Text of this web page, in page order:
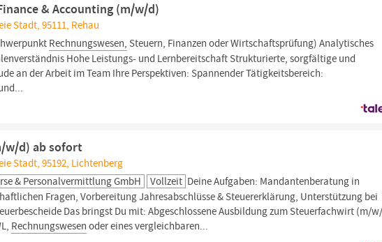
& Accounting (m/w/d)
Stadt, 95111, Rehau
Rechnungswesen, Steuern, Finanzen oder Wirtschaftsprüfung) Analytisches
Hohe Leistungs- und Lernbereitschaft Strukturierte, sorgfältige und
an der Arbeit im Team Ihre Perspektiven: Spannender Tätigkeitsbereich:
w/d) ab sofort
Stadt, 95192, Lichtenberg
& Personalvermittlung GmbH Vollzeit Deine Aufgaben: Mandantenberatung in
Fragen, Vorbereitung Jahresabschlüsse & Steuererklärung, Unterstützung bei
Das bringst Du mit: Abgeschlossene Ausbildung zum Steuerfachwirt (m/
Rechnungswesen oder eines vergleichbaren...